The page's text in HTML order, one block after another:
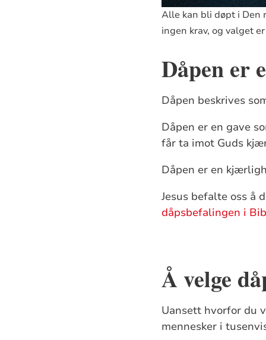
Alle kan bli døpt i Den
ingen krav, og valget
Dåpen er
Dåpen beskrives
Dåpen er en gave
får ta imot Guds
Dåpen er en
Jesus befalte oss å
dåpsbefalingen i
Å velge
Uansett hvorfor du
mennesker i